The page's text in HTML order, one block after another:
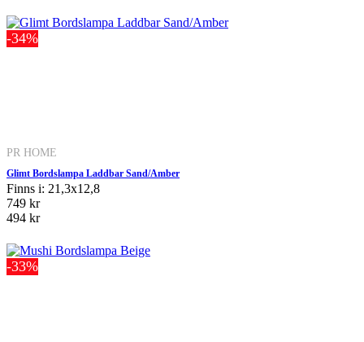
-34%
PR HOME
Glimt Bordslampa Laddbar Sand/Amber
Finns i: 21,3x12,8
749 kr
494 kr
-33%